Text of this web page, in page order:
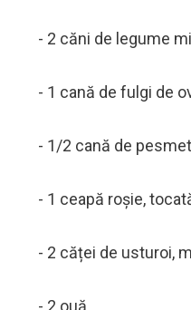
- 2 căni de legume
- 1 cană de fulgi de
- 1/2 cană de pesmet
- 1 ceapă roșie,
- 2 căței de usturoi,
- 2 ouă